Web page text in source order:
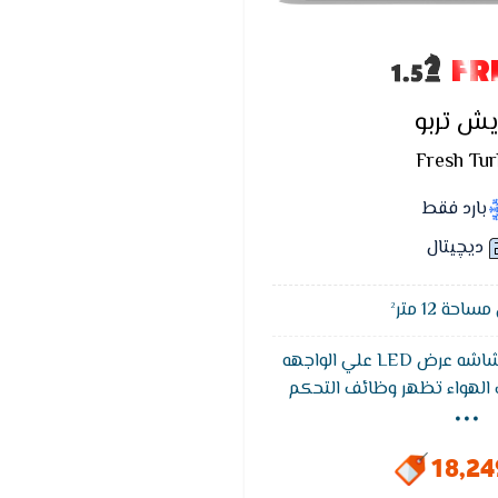
تربو
Fresh
بارد فقط
ديچيتال
12 متر²
يتميز تكييف فريش بشاشه عرض LED علي الواجهه
الهواء تظهر وظائف التحكم
خاصيه التشخيص الذاتي
كود يكون مترجم في كتالوج
العميل
...